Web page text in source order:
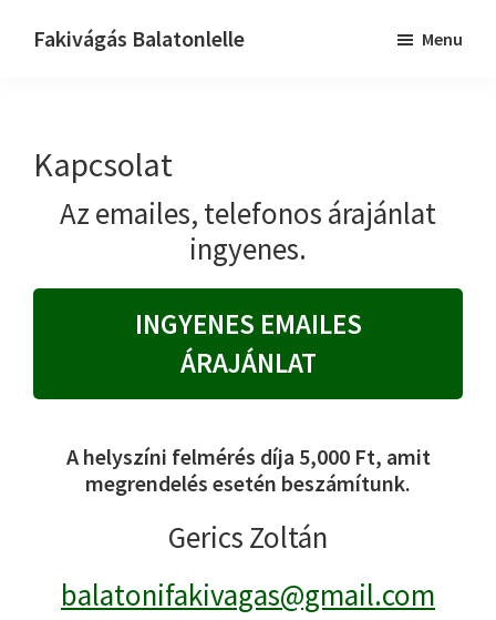
Fakivágás Balatonlelle Menu
Kapcsolat
Az emailes, telefonos árajánlat
ingyenes.
INGYENES EMAILES
ÁRAJÁNLAT
A helyszíni felmérés díja 5,000 Ft, amit
megrendelés esetén beszámítunk.
Gerics Zoltán
balatonifakivagas@gmail.com